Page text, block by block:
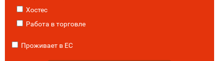
Хостес
Работа в торговле
Проживает в ЕС